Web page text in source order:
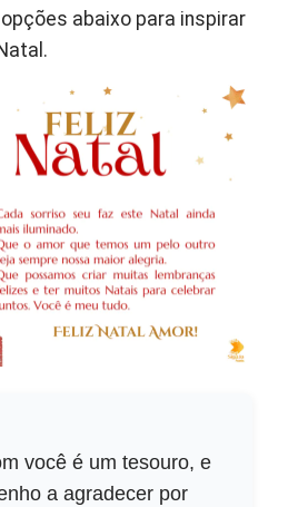
abaixo para inspirar
você é um tesouro, e
a agradecer por